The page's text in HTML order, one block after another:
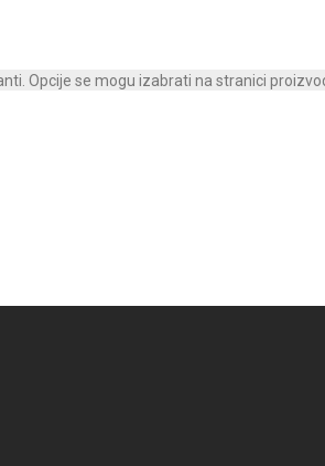
Opcije se mogu izabrati na stranici